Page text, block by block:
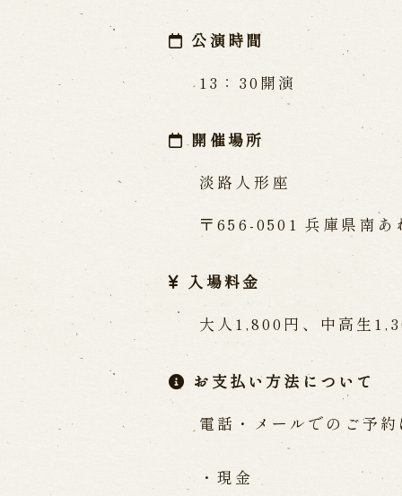
公演時間
13：30開演
開催場所
淡路人形座
〒656-0501 兵庫県南
入場料金
大人1,800円、中高生
お支払い方法について
電話・メールでのご予
・現金